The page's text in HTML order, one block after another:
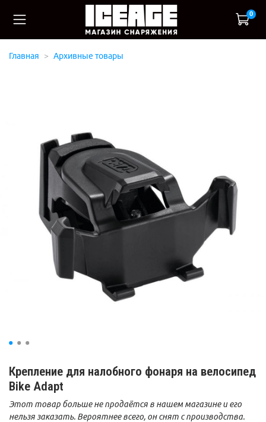
0
Главная Архивные товары
Крепление для налобного фонаря на велосипед
Bike Adapt
Этот товар больше не продаётся в нашем магазине и его
нельзя заказать. Вероятнее всего, он снят с производства.